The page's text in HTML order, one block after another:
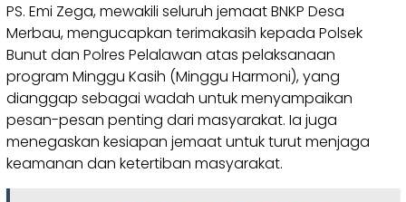
PS. Emi Zega, mewakili seluruh jemaat BNKP Desa
Merbau, mengucapkan terimakasih kepada Polsek
Bunut dan Polres Pelalawan atas pelaksanaan
program Minggu Kasih (Minggu Harmoni), yang
dianggap sebagai wadah untuk menyampaikan
pesan-pesan penting dari masyarakat. Ia juga
menegaskan kesiapan jemaat untuk turut menjaga
keamanan dan ketertiban masyarakat.